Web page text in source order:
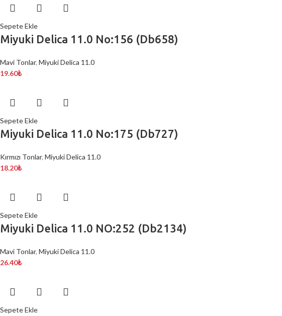
Sepete Ekle
Miyuki Delica 11.0 No:156 (Db658)
Mavi Tonlar, Miyuki Delica 11.0
19.60₺
Sepete Ekle
Miyuki Delica 11.0 No:175 (Db727)
Kırmızı Tonlar, Miyuki Delica 11.0
18.20₺
Sepete Ekle
Miyuki Delica 11.0 NO:252 (Db2134)
Mavi Tonlar, Miyuki Delica 11.0
26.40₺
Sepete Ekle